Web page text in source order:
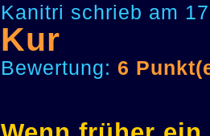
Kanitri schrieb am
Kur
Bewertung: 6